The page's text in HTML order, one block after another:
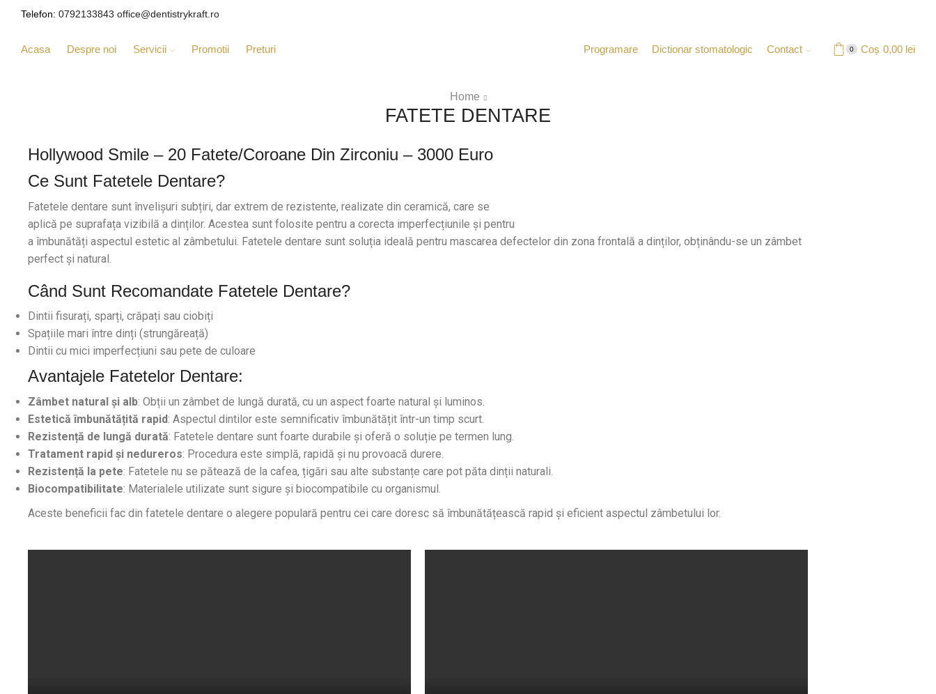
Telefon: 0792133843 office@dentistrykraft.ro
Acasa Despre noi Servicii Promotii Preturi Programare Dictionar stomatologic Contact 0 Coș 0,00 lei
Home
FATETE DENTARE
Hollywood Smile – 20 Fatete/coroane Din Zirconiu – 3000 Euro
Ce Sunt Fatetele Dentare?
Fatetele dentare sunt învelișuri subțiri, dar extrem de rezistente, realizate din ceramică, care se
aplică pe suprafața vizibilă a dinților. Acestea sunt folosite pentru a corecta imperfecțiunile și pentru
a îmbunătăți aspectul estetic al zâmbetului. Fatetele dentare sunt soluția ideală pentru mascarea defectelor din zona frontală a dinților, obținându-se un zâmbet
perfect și natural.
Când Sunt Recomandate Fatetele Dentare?
Dintii fisurați, sparți, crăpați sau ciobiți
Spațiile mari între dinți (strungăreață)
Dintii cu mici imperfecțiuni sau pete de culoare
Avantajele Fatetelor Dentare:
Zâmbet natural și alb: Obții un zâmbet de lungă durată, cu un aspect foarte natural și luminos.
Estetică îmbunătățită rapid: Aspectul dintilor este semnificativ îmbunătățit într-un timp scurt.
Rezistență de lungă durată: Fatetele dentare sunt foarte durabile și oferă o soluție pe termen lung.
Tratament rapid și nedureros: Procedura este simplă, rapidă și nu provoacă durere.
Rezistență la pete: Fatetele nu se pătează de la cafea, țigări sau alte substanțe care pot păta dinții naturali.
Biocompatibilitate: Materialele utilizate sunt sigure și biocompatibile cu organismul.
Aceste beneficii fac din fatetele dentare o alegere populară pentru cei care doresc să îmbunătățească rapid și eficient aspectul zâmbetului lor.